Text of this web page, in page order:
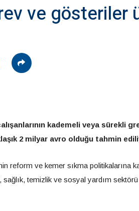
ve gösteriler
kademeli veya sürekli
2 milyar avro olduğu tahmin
reform ve kemer sıkma politikalarına
temizlik ve sosyal yardım sektörü